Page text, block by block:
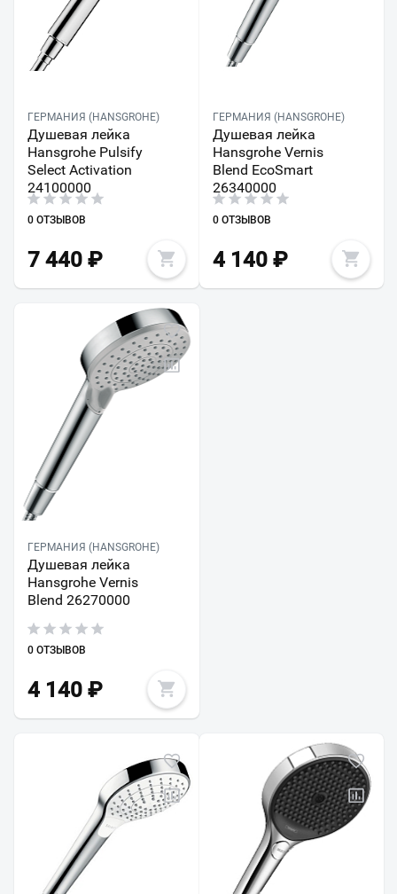
ГЕРМАНИЯ (HANSGROHE)
Душевая лейка
Hansgrohe Pulsify
Select Activation
24100000
0 ОТЗЫВОВ
7 440 ₽
ГЕРМАНИЯ (HANSGROHE)
Душевая лейка
Hansgrohe Vernis
Blend EcoSmart
26340000
0 ОТЗЫВОВ
4 140₽
ГЕРМАНИЯ (HANSGROHE)
Душевая лейка
Hansgrohe Vernis
Blend 26270000
0 ОТЗЫВОВ
4 140 ₽